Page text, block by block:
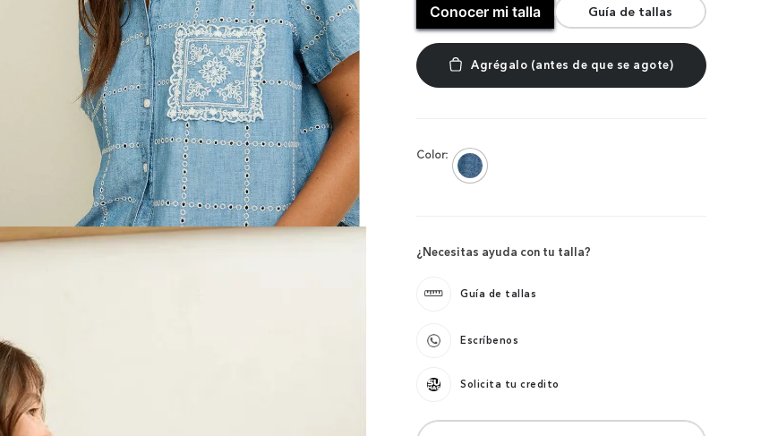
Conocer mi talla Guía de tallas
Color:
¿Necesitas ayuda con tu talla?
Guía de tallas
Escríbenos
Solicita tu credito